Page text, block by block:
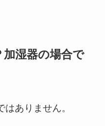
湿器の場合で
ありません。